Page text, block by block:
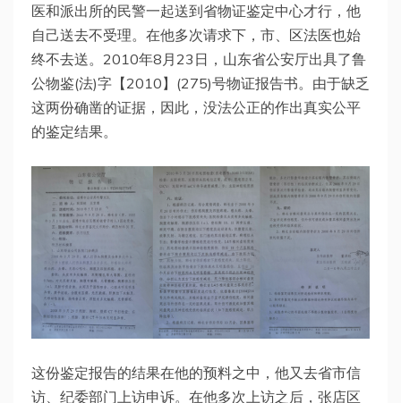
医和派出所的民警一起送到省物证鉴定中心才行，他
自己送去不受理。在他多次请求下，市、区法医也始
终不去送。2010年8月23日，山东省公安厅出具了鲁
公物鉴(法)字【2010】(275)号物证报告书。由于缺乏
这两份确凿的证据，因此，没法公正的作出真实公平
的鉴定结果。
这份鉴定报告的结果在他的预料之中，他又去省市信
访、纪委部门上访申诉。在他多次上访之后，张店区